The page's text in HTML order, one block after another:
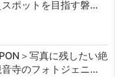
ポットを目指す磐…
＞写真に残したい絶
寺のフォトジェニ…